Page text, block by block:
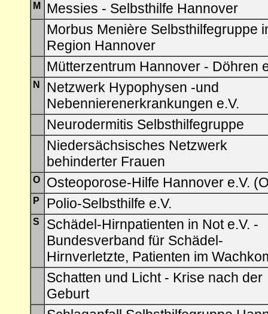
M
Messies - Selbsthilfe Hannover
Morbus Menière Selbsthilfegruppe
Region Hannover
Mütterzentrum Hannover - Döhren
N
Netzwerk Hypophysen -und
Nebennierenerkrankungen e.V.
Neurodermitis Selbsthilfegruppe
Niedersächsisches Netzwerk
behinderter Frauen
O Osteoporose-Hilfe Hannover e.V.
P Polio-Selbsthilfe e.V.
S
Schädel-Hirnpatienten in Not e.V. -
Bundesverband für Schädel-
Hirnverletzte, Patienten im
Schatten und Licht - Krise nach der
Geburt